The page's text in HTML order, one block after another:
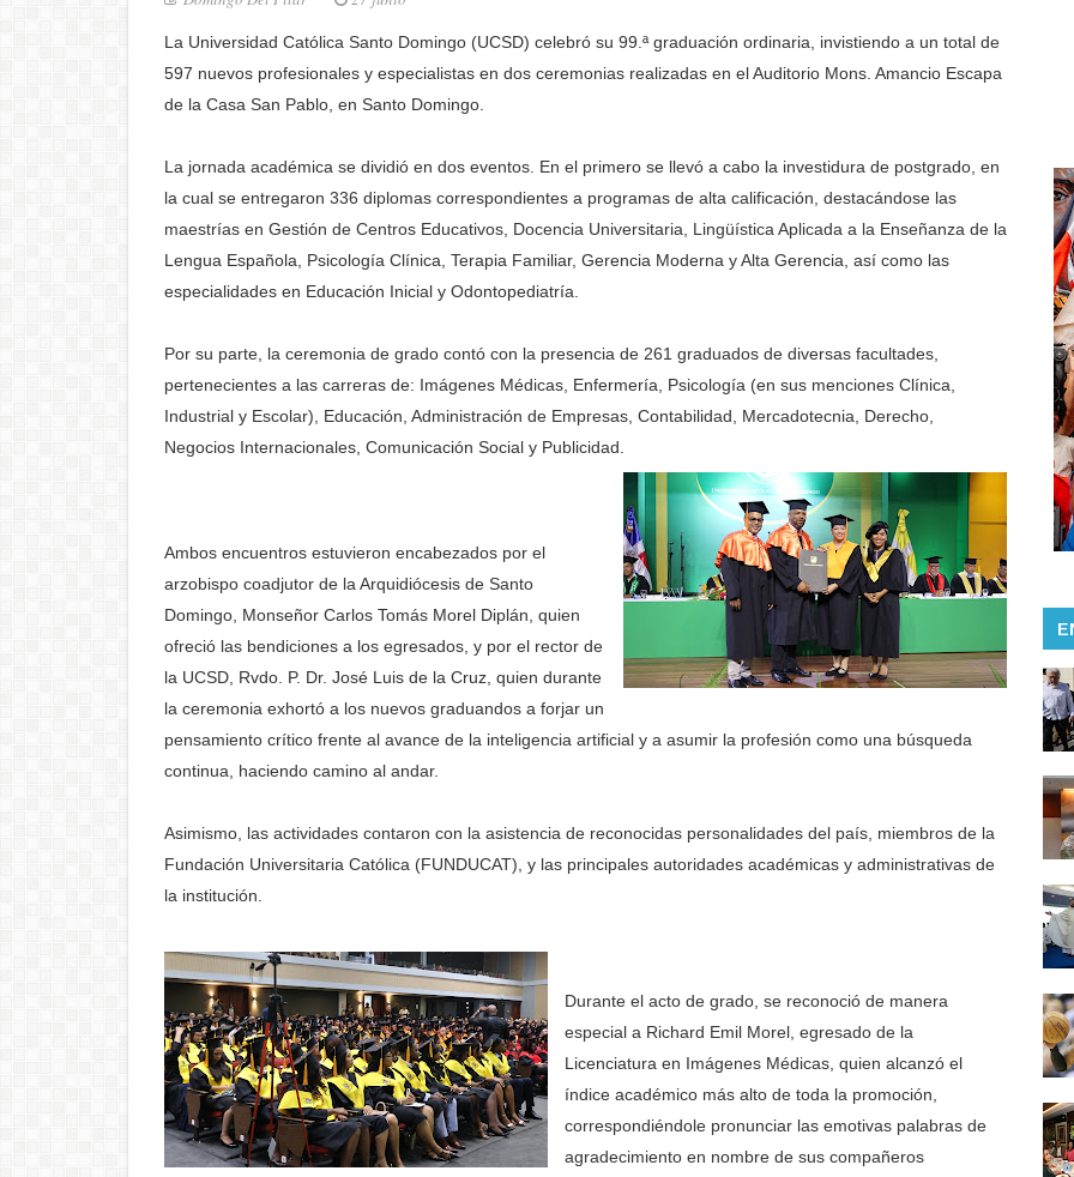
La Universidad Católica Santo Domingo (UCSD) celebró su 99.ª graduación ordinaria, invistiendo a un total de
597 nuevos profesionales y especialistas en dos ceremonias realizadas en el Auditorio Mons. Amancio Escapa
de la Casa San Pablo, en Santo Domingo.
La jornada académica se dividió en dos eventos. En el primero se llevó a cabo la investidura de postgrado, en
la cual se entregaron 336 diplomas correspondientes a programas de alta calificación, destacándose las
maestrías en Gestión de Centros Educativos, Docencia Universitaria, Lingüística Aplicada a la Enseñanza de la
Lengua Española, Psicología Clínica, Terapia Familiar, Gerencia Moderna y Alta Gerencia, así como las
especialidades en Educación Inicial y Odontopediatría.
Por su parte, la ceremonia de grado contó con la presencia de 261 graduados de diversas facultades,
pertenecientes a las carreras de: Imágenes Médicas, Enfermería, Psicología (en sus menciones Clínica,
Industrial y Escolar), Educación, Administración de Empresas, Contabilidad, Mercadotecnia, Derecho,
Negocios Internacionales, Comunicación Social y Publicidad.
Ambos encuentros estuvieron encabezados por el
arzobispo coadjutor de la Arquidiócesis de Santo
Domingo, Monseñor Carlos Tomás Morel Diplán, quien
ofreció las bendiciones a los egresados, y por el rector de
la UCSD, Rvdo. P. Dr. José Luis de la Cruz, quien durante
la ceremonia exhortó a los nuevos graduandos a forjar un
pensamiento crítico frente al avance de la inteligencia artificial y a asumir la profesión como una búsqueda
continua, haciendo camino al andar.
Asimismo, las actividades contaron con la asistencia de reconocidas personalidades del país, miembros de la
Fundación Universitaria Católica (FUNDUCAT), y las principales autoridades académicas y administrativas de
la institución.
Durante el acto de grado, se reconoció de manera
especial a Richard Emil Morel, egresado de la
Licenciatura en Imágenes Médicas, quien alcanzó el
índice académico más alto de toda la promoción,
correspondiéndole pronunciar las emotivas palabras de
agradecimiento en nombre de sus compañeros